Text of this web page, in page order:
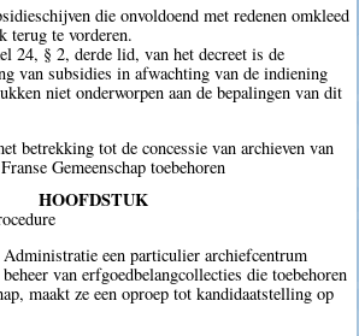
die onvoldoend met redenen omkleed
terug te vorderen.
24, § 2, derde lid, van het decreet is de
van subsidies in afwachting van de indiening
niet onderworpen aan de bepalingen van dit
betrekking tot de concessie van archieven van
Gemeenschap toebehoren
HOOFDSTUK
Administratie een particulier archiefcentrum
van erfgoedbelangcollecties die toebehoren
maakt ze een oproep tot kandidaatstelling op